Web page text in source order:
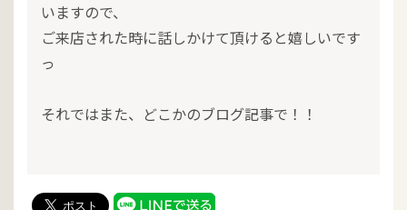
いますので、
ご来店された時に話しかけて頂けると嬉しいです
っ
それではまた、どこかのブログ記事で！！